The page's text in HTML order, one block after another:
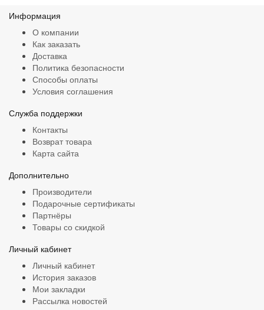
Информация
О компании
Как заказать
Доставка
Политика безопасности
Способы оплаты
Условия соглашения
Служба поддержки
Контакты
Возврат товара
Карта сайта
Дополнительно
Производители
Подарочные сертификаты
Партнёры
Товары со скидкой
Личный кабинет
Личный кабинет
История заказов
Мои закладки
Рассылка новостей